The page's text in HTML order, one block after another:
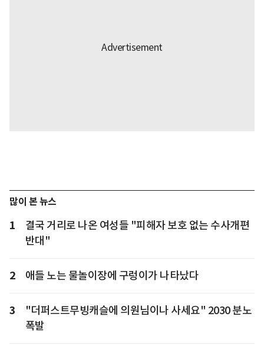
많이 본 뉴스
1
결국 거리로 나온 여성들 "피해자 보호 없는 수사개편
반대"
2 애들 노는 물놀이장에 구렁이가 나타났다
3
"더퍼스트무빙캐슬에 의원님이나 사세요" 2030 분노
폭발